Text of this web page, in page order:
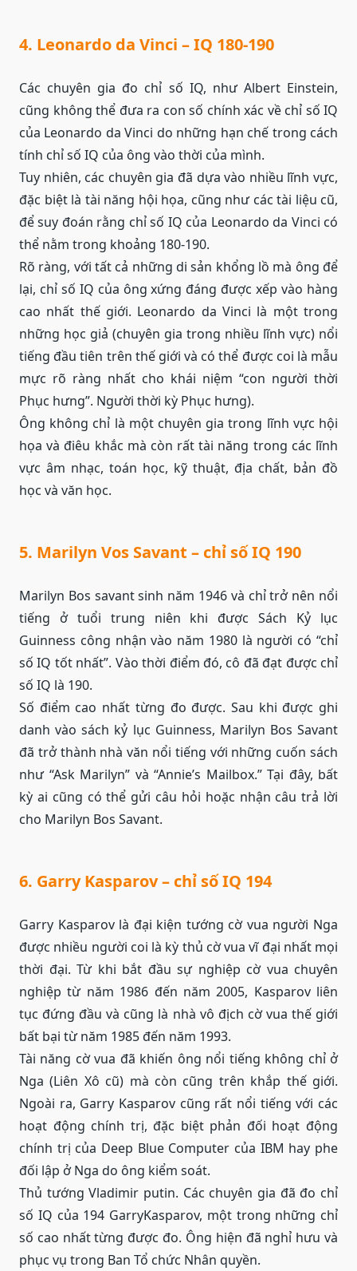
4. Leonardo da Vinci – IQ 180-190
Các chuyên gia đo chỉ số IQ, như Albert Einstein,
cũng không thể đưa ra con số chính xác về chỉ số IQ
của Leonardo da Vinci do những hạn chế trong cách
tính chỉ số IQ của ông vào thời của mình.
Tuy nhiên, các chuyên gia đã dựa vào nhiều lĩnh vực,
đặc biệt là tài năng hội họa, cũng như các tài liệu cũ,
để suy đoán rằng chỉ số IQ của Leonardo da Vinci có
thể nằm trong khoảng 180-190.
Rõ ràng, với tất cả những di sản khổng lồ mà ông để
lại, chỉ số IQ của ông xứng đáng được xếp vào hàng
cao nhất thế giới. Leonardo da Vinci là một trong
những học giả (chuyên gia trong nhiều lĩnh vực) nổi
tiếng đầu tiên trên thế giới và có thể được coi là mẫu
mực rõ ràng nhất cho khái niệm “con người thời
Phục hưng”. Người thời kỳ Phục hưng).
Ông không chỉ là một chuyên gia trong lĩnh vực hội
họa và điêu khắc mà còn rất tài năng trong các lĩnh
vực âm nhạc, toán học, kỹ thuật, địa chất, bản đồ
học và văn học.
5. Marilyn Vos Savant – chỉ số IQ 190
Marilyn Bos savant sinh năm 1946 và chỉ trở nên nổi
tiếng ở tuổi trung niên khi được Sách Kỷ lục
Guinness công nhận vào năm 1980 là người có “chỉ
số IQ tốt nhất”. Vào thời điểm đó, cô đã đạt được chỉ
số IQ là 190.
Số điểm cao nhất từng đo được. Sau khi được ghi
danh vào sách kỷ lục Guinness, Marilyn Bos Savant
đã trở thành nhà văn nổi tiếng với những cuốn sách
như “Ask Marilyn” và “Annie’s Mailbox.” Tại đây, bất
kỳ ai cũng có thể gửi câu hỏi hoặc nhận câu trả lời
cho Marilyn Bos Savant.
6. Garry Kasparov – chỉ số IQ 194
Garry Kasparov là đại kiện tướng cờ vua người Nga
được nhiều người coi là kỳ thủ cờ vua vĩ đại nhất mọi
thời đại. Từ khi bắt đầu sự nghiệp cờ vua chuyên
nghiệp từ năm 1986 đến năm 2005, Kasparov liên
tục đứng đầu và cũng là nhà vô địch cờ vua thế giới
bất bại từ năm 1985 đến năm 1993.
Tài năng cờ vua đã khiến ông nổi tiếng không chỉ ở
Nga (Liên Xô cũ) mà còn cũng trên khắp thế giới.
Ngoài ra, Garry Kasparov cũng rất nổi tiếng với các
hoạt động chính trị, đặc biệt phản đối hoạt động
chính trị của Deep Blue Computer của IBM hay phe
đối lập ở Nga do ông kiểm soát.
Thủ tướng Vladimir putin. Các chuyên gia đã đo chỉ
số IQ của 194 GarryKasparov, một trong những chỉ
số cao nhất từng được đo. Ông hiện đã nghỉ hưu và
phục vụ trong Ban Tổ chức Nhân quyền.